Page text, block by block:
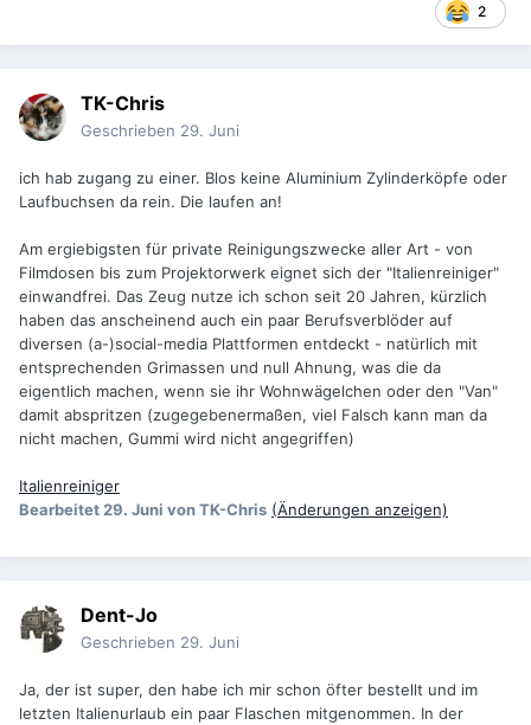
2
TK-Chris
Geschrieben 29. Juni
ich hab zugang zu einer. Blos keine Aluminium Zylinderköpfe oder
Laufbuchsen da rein. Die laufen an!
Am ergiebigsten für private Reinigungszwecke aller Art - von
Filmdosen bis zum Projektorwerk eignet sich der "Italienreiniger"
einwandfrei. Das Zeug nutze ich schon seit 20 Jahren, kürzlich
haben das anscheinend auch ein paar Berufsverblöder auf
diversen (a-)social-media Plattformen entdeckt - natürlich mit
entsprechenden Grimassen und null Ahnung, was die da
eigentlich machen, wenn sie ihr Wohnwägelchen oder den "Van"
damit abspritzen (zugegebenermaßen, viel Falsch kann man da
nicht machen, Gummi wird nicht angegriffen)
Italienreiniger
Bearbeitet29. Juni von TK-Chris (Änderungen anzeigen)
Dent-Jo
Geschrieben 29. Juni
Ja, der ist super, den habe ich mir schon öfter bestellt und im
letzten Italienurlaub ein paar Flaschen mitgenommen. In der